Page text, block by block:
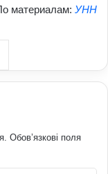
материалам: УНН
Обов’язкові поля